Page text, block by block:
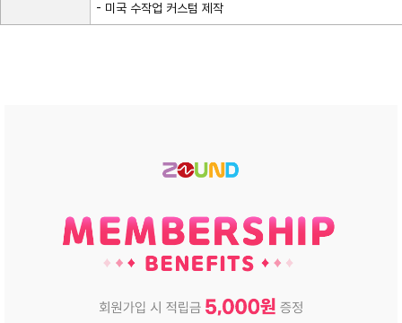
- 미국 수작업 커스텀 제작